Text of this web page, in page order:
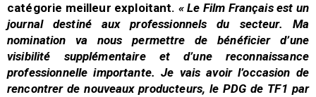
catégorie meilleur exploitant. « Le Film Français est un
journal destiné aux professionnels du secteur. Ma
nomination va nous permettre de bénéficier d’une
visibilité supplémentaire et d’une reconnaissance
professionnelle importante. Je vais avoir l’occasion de
rencontrer de nouveaux producteurs, le PDG de TF1 par